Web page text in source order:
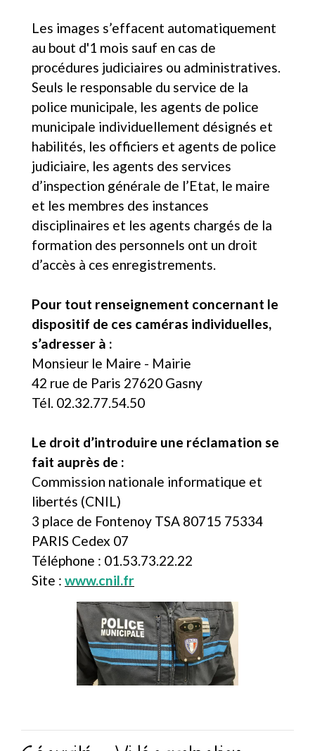
Les images s’effacent automatiquement
au bout d'1 mois sauf en cas de
procédures judiciaires ou administratives.
Seuls le responsable du service de la
police municipale, les agents de police
municipale individuellement désignés et
habilités, les officiers et agents de police
judiciaire, les agents des services
d’inspection générale de l’Etat, le maire
et les membres des instances
disciplinaires et les agents chargés de la
formation des personnels ont un droit
d’accès à ces enregistrements.
Pour tout renseignement concernant le
dispositif de ces caméras individuelles,
s’adresser à :
Monsieur le Maire - Mairie
42 rue de Paris 27620 Gasny
Tél. 02.32.77.54.50
Le droit d’introduire une réclamation se
fait auprès de :
Commission nationale informatique et
libertés (CNIL)
3 place de Fontenoy TSA 80715 75334
PARIS Cedex 07
Téléphone : 01.53.73.22.22
Site : www.cnil.fr